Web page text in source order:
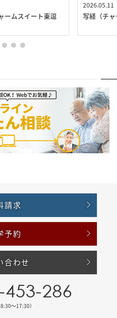
ームスイート東逗
2026.05.11
写経（チ
請求
予約
合わせ
453-286
8:30〜17:30）